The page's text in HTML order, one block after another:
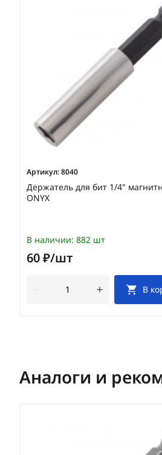
Артикул:8040
Держатель для бит 1/4"
ONYX
В наличии: 882 шт
60 ₽/шт
В
Аналоги и